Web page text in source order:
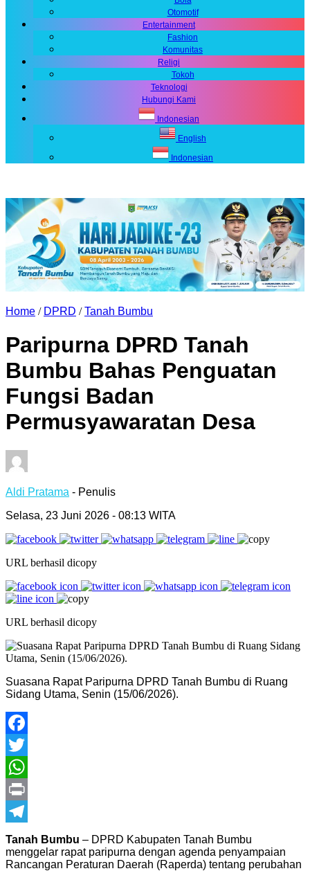
Otomotif
Entertainment
Fashion
Komunitas
Religi
Tokoh
Teknologi
Hubungi Kami
Indonesian
English
Indonesian
Home / DPRD /Tanah Bumbu
Paripurna DPRD Tanah
Bumbu Bahas Penguatan
Fungsi Badan
Permusyawaratan Desa
Aldi Pratama - Penulis
Selasa, 23 Juni 2026 - 08:13 WITA
URL berhasil dicopy
URL berhasil dicopy
Suasana Rapat Paripurna DPRD Tanah Bumbu di Ruang
Sidang Utama, Senin (15/06/2026).
Facebook
Twitter
WhatsApp
Print
Telegram
Tanah Bumbu – DPRD Kabupaten Tanah Bumbu
menggelar rapat paripurna dengan agenda penyampaian
Rancangan Peraturan Daerah (Raperda) tentang perubahan